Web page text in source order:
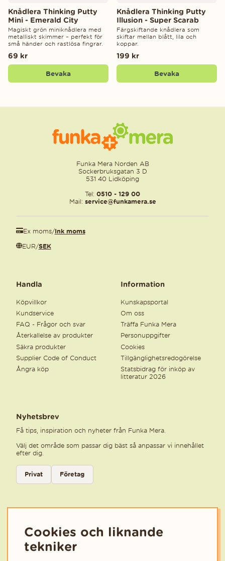
Knådlera Thinking Putty
Mini - Emerald City
Magiskt grön miniknådlera med
metalliskt skimmer – perfekt för
små händer och rastlösa fingrar.
69 kr
Bevaka
Knådlera Thinking Putty
Illusion - Super Scarab
Färgskiftande knådlera som
skiftar mellan blått, lila och
koppar.
199 kr
Bevaka
Funka Mera Norden AB
Sockerbruksgatan 3 D
531 40 Lidköping
Tel: 0510 - 129 00
Mail: service@funkamera.se
Ex moms/Ink moms
EUR/SEK
Handla
Köpvillkor
Kundservice
FAQ - Frågor och svar
Återkallelse av produkter
Säkra produkter
Supplier Code of Conduct
Ångra köp
Information
Kunskapsportal
Om oss
Träffa Funka Mera
Personuppgifter
Cookies
Tillgänglighetsredogörelse
Statsbidrag för inköp av
litteratur 2026
Nyhetsbrev
Få tips, inspiration och nyheter från Funka Mera.
Välj det område som passar dig bäst så anpassar vi innehållet
efter dig.
Välj kategori för nyhetsbrev
Privat
Företag
Cookies och liknande
tekniker